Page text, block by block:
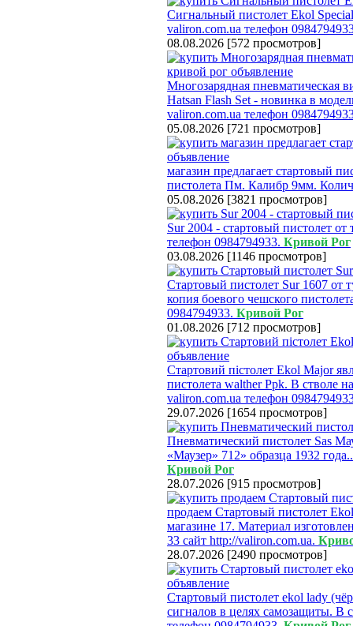
Сигнальный пистолет Ekol
valiron.com.ua телефон
08.08.2026 [572 просмотров]
Многозарядная пневматическая
Hatsan Flash Set - новинка в
valiron.com.ua телефон
05.08.2026 [721 просмотров]
магазин предлагает стартовый
пистолета Пм. Калибр 9мм.
05.08.2026 [3821 просмотров]
Sur 2004 - стартовый пистолет
телефон 0984794933. Кривой Рог
03.08.2026 [1146 просмотров]
Стартовый пистолет Sur 1607 от
копия боевого чешского
0984794933. Кривой Рог
01.08.2026 [712 просмотров]
Стартовий пістолет Ekol Major
пистолета walther Ppk. В стволе
valiron.com.ua телефон
29.07.2026 [1654 просмотров]
Пневматический пистолет Sas
«Маузер» 712» образца 1932
Кривой Рог
28.07.2026 [915 просмотров]
продаем Стартовый пистолет
магазине 17. Материал
33 сайт http://valiron.com.ua.
28.07.2026 [2490 просмотров]
Стартовый пистолет ekol lady
сигналов в целях самозащиты. В